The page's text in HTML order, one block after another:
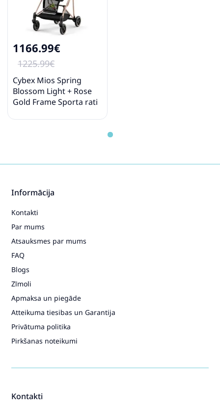
1166.99€
1225.99€
Cybex Mios Spring
Blossom Light + Rose
Gold Frame Sporta rati
Kontakti
Informācija
Kontakti
Par mums
Atsauksmes par mums
FAQ
Blogs
Zīmoli
Apmaksa un piegāde
Atteikuma tiesibas un Garantija
Privātuma politika
Pirkšanas noteikumi